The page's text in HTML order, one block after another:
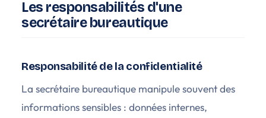
Les responsabilités d'une
secrétaire bureautique
Responsabilité de la confidentialité
La secrétaire bureautique manipule souvent des
informations sensibles : données internes,